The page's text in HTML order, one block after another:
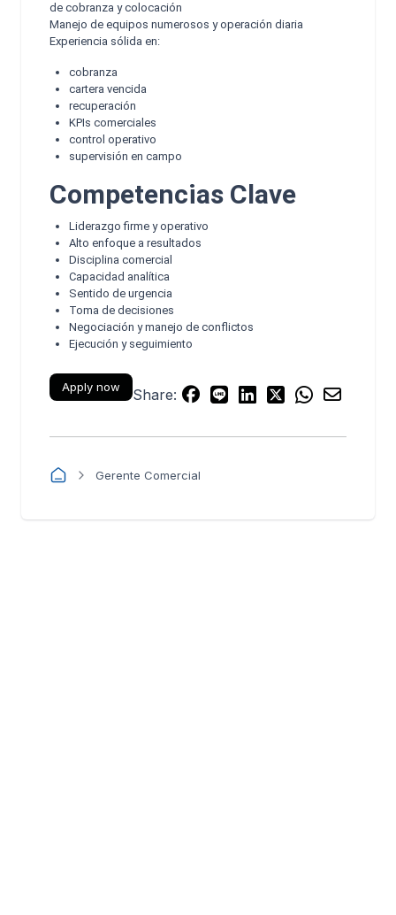
de cobranza y colocación
Manejo de equipos numerosos y operación diaria
Experiencia sólida en:
cobranza
cartera vencida
recuperación
KPIs comerciales
control operativo
supervisión en campo
Competencias Clave
Liderazgo firme y operativo
Alto enfoque a resultados
Disciplina comercial
Capacidad analítica
Sentido de urgencia
Toma de decisiones
Negociación y manejo de conflictos
Ejecución y seguimiento
Apply now Share:
Gerente Comercial